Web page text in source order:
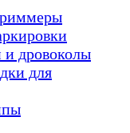
и дровоколы
для